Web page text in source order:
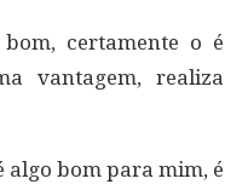
certamente o é
vantagem, realiza
algo bom para mim, é